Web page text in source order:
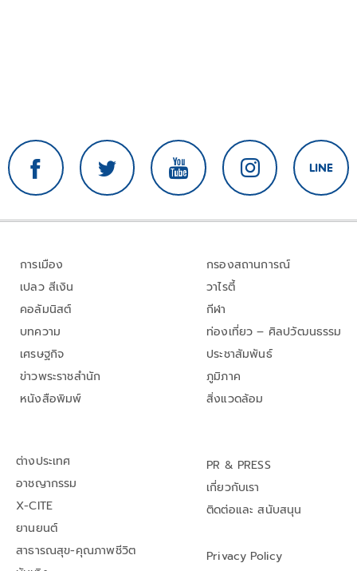
การเมือง
เปลว สีเงิน
คอลัมนิสต์
บทความ
เศรษฐกิจ
ข่าวพระราชสำนัก
หนังสือพิมพ์
กรองสถานการณ์
วาไรตี้
กีฬา
ท่องเที่ยว – ศิลปวัฒนธรรม
ประชาสัมพันธ์
ภูมิภาค
สิ่งแวดล้อม
ต่างประเทศ
อาชญากรรม
X-CITE
ยานยนต์
สาธารณสุข-คุณภาพชีวิต
PR & PRESS
เกี่ยวกับเรา
ติดต่อและ สนับสนุน
Privacy Policy